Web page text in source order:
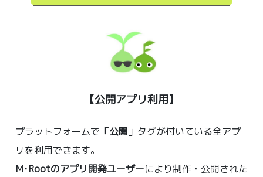
【公開アプリ利用】
プラットフォームで「公開 」タグが付いている全アプ
リを利用できます。
M･Rootのアプリ開発ユーザーにより制作・公開された